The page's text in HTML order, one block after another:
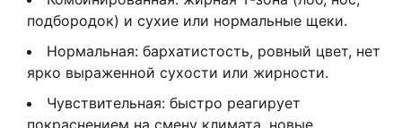
подбородок) и сухие или нормальные щеки.
Нормальная: бархатистость, ровный цвет, нет
ярко выраженной сухости или жирности.
Чувствительная: быстро реагирует